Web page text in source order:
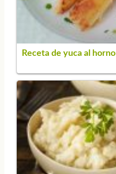
Receta de yuca al horno